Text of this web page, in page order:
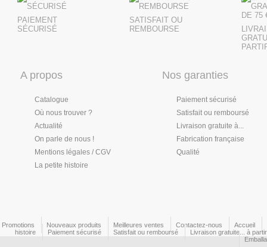
PAIEMENT
SÉCURISÉ
SATISFAIT OU
REMBOURSE
A propos
Catalogue
Où nous trouver ?
Actualité
On parle de nous !
Mentions légales / CGV
La petite histoire
Nos garanties
Paiement sécurisé
Satisfait ou remboursé
Livraison gratuite à...
Fabrication française
Qualité
Promotions Nouveaux produits Meilleures ventes Contactez-nous Accueil
histoire
Paiement sécurisé Satisfait ou remboursé
Livraison gratuite... à